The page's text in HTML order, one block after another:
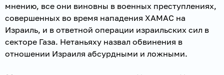
мнению, все они виновны в военных преступлениях,
совершенных во время нападения ХАМАС на
Израиль, и в ответной операции израильских сил в
секторе Газа. Нетаньяху назвал обвинения в
отношении Израиля абсурдными и ложными.